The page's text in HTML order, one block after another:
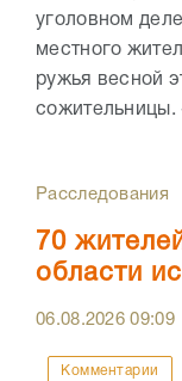
уголовном
местного
ружья весной
сожительницы.
Расследования
70
области
06.08.202609:09
Комментарии